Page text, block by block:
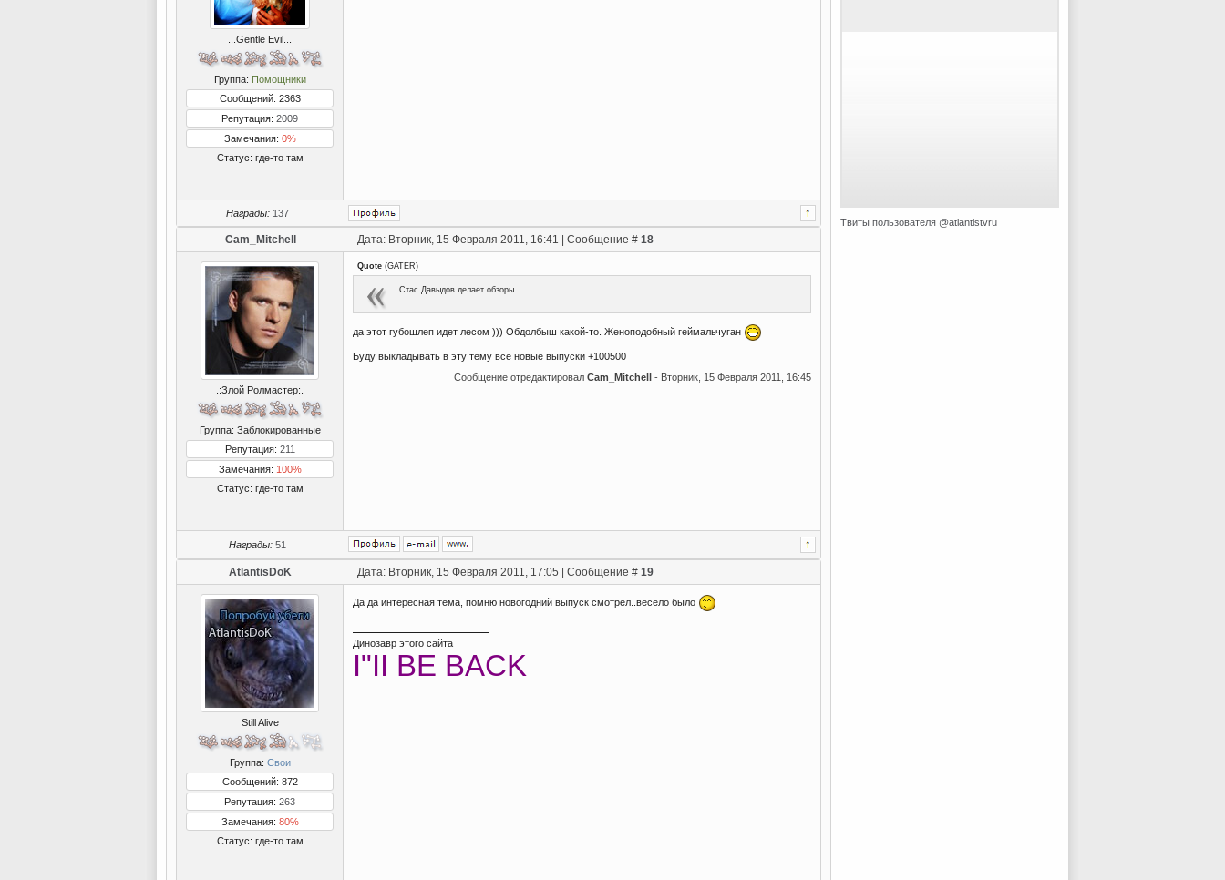
...Gentle Evil...
Группа: Помощники
Сообщений: 2363
Репутация: 2009
Замечания: 0%
Статус: где-то там
Награды: 137
Cam_Mitchell Дата: Вторник, 15 Февраля 2011, 16:41 | Сообщение # 18
.:Злой Ролмастер:.
Группа: Заблокированные
Репутация: 211
Замечания: 100%
Статус: где-то там
Quote (GATER)
Стас Давыдов делает обзоры
да этот губошлеп идет лесом ))) Обдолбыш какой-то. Женоподобный геймальчуган
Буду выкладывать в эту тему все новые выпуски +100500
Сообщение отредактировал Cam_Mitchell - Вторник, 15 Февраля 2011, 16:45
Награды: 51
AtlantisDoK Дата: Вторник, 15 Февраля 2011, 17:05 | Сообщение # 19
Still Alive
Группа: Свои
Сообщений: 872
Репутация: 263
Замечания: 80%
Статус: где-то там
Да да интересная тема, помню новогодний выпуск смотрел..весело было
Динозавр этого сайта
I"II BE BACK
Твиты пользователя @atlantistvru